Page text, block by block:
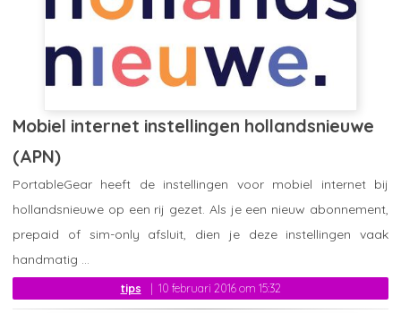
Mobiel internet instellingen hollandsnieuwe
(APN)
tips 10 februari 2016 om 15:32
PortableGear heeft de instellingen voor mobiel internet bij
hollandsnieuwe op een rij gezet. Als je een nieuw abonnement,
prepaid of sim-only afsluit, dien je deze instellingen vaak
handmatig ...